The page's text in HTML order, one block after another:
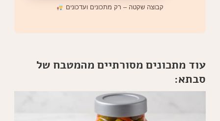
קבוצה שקטה – רק מתכונים ועדכונים
עוד מתכונים מסורתיים מהמטבח של
סבתא: